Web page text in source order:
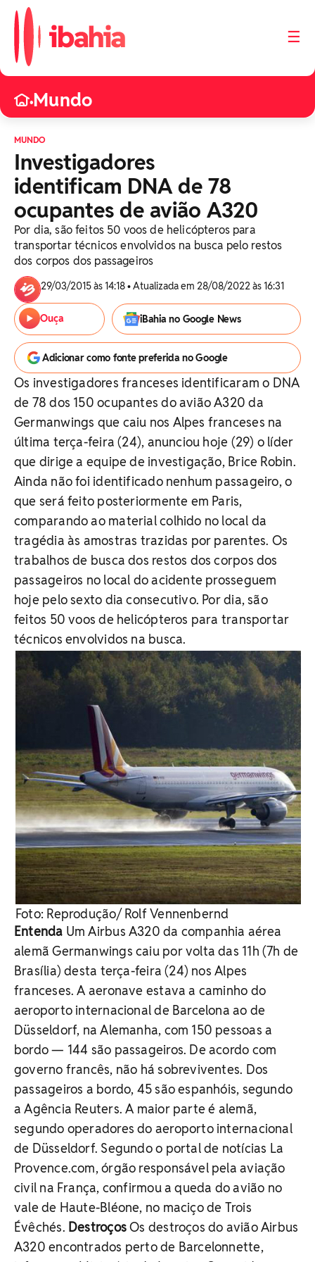
☰
•Mundo
MUNDO
Investigadores
identificam DNA de 78
ocupantes de avião A320
Por dia, são feitos 50 voos de helicópteros para
transportar técnicos envolvidos na busca pelo restos
dos corpos dos passageiros
29/03/2015 às 14:18 • Atualizada em 28/08/2022 às 16:31
Ouça iBahia no Google News
Adicionar como fonte preferida no Google
Os investigadores franceses identificaram o DNA
de 78 dos 150 ocupantes do avião A320 da
Germanwings que caiu nos Alpes franceses na
última terça-feira (24), anunciou hoje (29) o líder
que dirige a equipe de investigação, Brice Robin.
Ainda não foi identificado nenhum passageiro, o
que será feito posteriormente em Paris,
comparando ao material colhido no local da
tragédia às amostras trazidas por parentes. Os
trabalhos de busca dos restos dos corpos dos
passageiros no local do acidente prosseguem
hoje pelo sexto dia consecutivo. Por dia, são
feitos 50 voos de helicópteros para transportar
técnicos envolvidos na busca.
Foto: Reprodução/ Rolf Vennenbernd
Entenda Um Airbus A320 da companhia aérea
alemã Germanwings caiu por volta das 11h (7h de
Brasília) desta terça-feira (24) nos Alpes
franceses. A aeronave estava a caminho do
aeroporto internacional de Barcelona ao de
Düsseldorf, na Alemanha, com 150 pessoas a
bordo — 144 são passageiros. De acordo com
governo francês, não há sobreviventes. Dos
passageiros a bordo, 45 são espanhóis, segundo
a Agência Reuters. A maior parte é alemã,
segundo operadores do aeroporto internacional
de Düsseldorf. Segundo o portal de notícias La
Provence.com, órgão responsável pela aviação
civil na França, confirmou a queda do avião no
vale de Haute-Bléone, no maciço de Trois
Évêchés. DestroçosOs destroços do avião Airbus
A320 encontrados perto de Barcelonnette,